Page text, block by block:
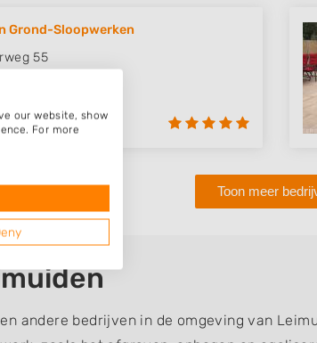
Grond-Sloopwerken
55
Toon meer
andere bedrijven in de omgeving van
our website, show
For more